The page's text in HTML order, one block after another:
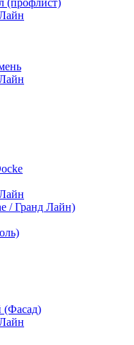
(профлист)
/ Гранд Лайн)
(Фасад)